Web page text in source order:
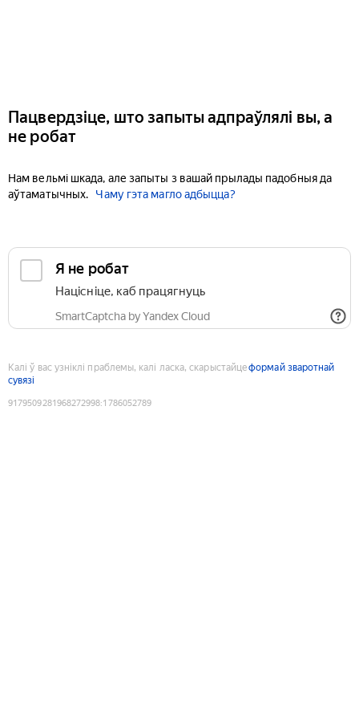
Пацвердзіце, што запыты адпраўлялі вы, а
не робат
Нам вельмі шкада, але запыты з вашай прылады падобныя да
аўтаматычных.
Чаму гэта магло адбыцца?
Я не робат
Націсніце, каб працягнуць
SmartCaptcha by Yandex Cloud
Калі ў вас узніклі праблемы, калі ласка, скарыстайцеформай зваротнай
сувязі
9179509281968272998:1786052789